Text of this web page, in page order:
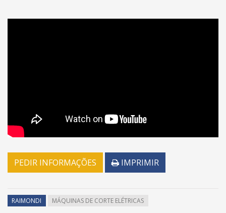
PEDIR INFORMAÇÕES IMPRIMIR
RAIMONDI MÁQUINAS DE CORTE ELÉTRICAS